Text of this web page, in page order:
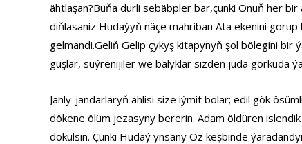
ähtlaşan?Buňa durli sebäbpler bar,çunki Onuň her
diňlasaniz Hudaýyň näçe mähriban Ata ekenini
gelmandi.Geliň Gelip çykyş kitapynyň şol bölegini
guşlar, süýrenijiler we balyklar sizden juda gorkuda
Janly-jandarlaryň ählisi size iýmit bolar; edil gök
dökene ölüm jezasyny bererin. Adam öldüren
dökülsin. Çünki Hudaý ynsany Öz keşbinde